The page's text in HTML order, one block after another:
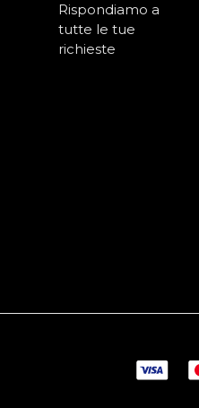
Rispondiamo a
tutte le tue
richieste